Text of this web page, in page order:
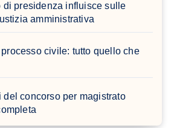
presidenza influisce sulle
amministrativa
civile: tutto quello che
del concorso per magistrato